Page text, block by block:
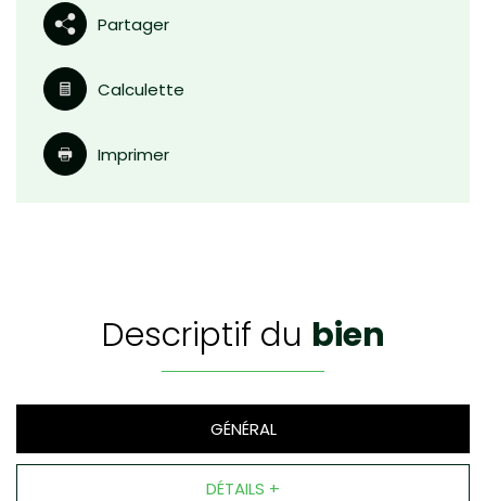
Partager
Calculette
Imprimer
descriptif du bien
GÉNÉRAL
DÉTAILS +